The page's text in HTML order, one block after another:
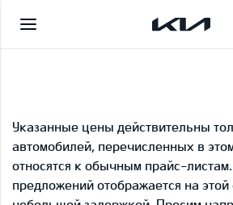
Указанные цены действительны
автомобилей, перечисленных в
относятся к обычным прайс-листам.
предложений отображается на этой